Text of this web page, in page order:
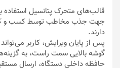
قالب‌های متحرک پتانسیل استفاده
جهت جذب مخاطب توسط کسب و
دارند.
پس از پایان ویرایش، کاربر
گوشه بالایی سمت راست، به
حافظه داخلی دستگاه، ارسال